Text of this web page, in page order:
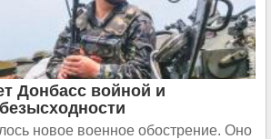
Донбасс войной и
новое военное обострение. Оно